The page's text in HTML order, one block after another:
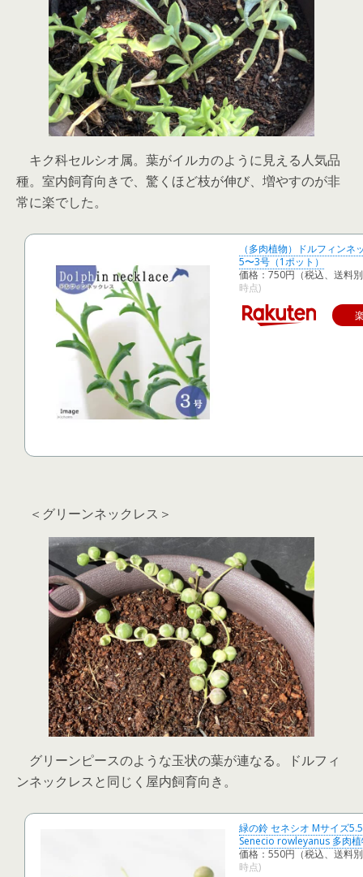
キク科セルシオ属。葉がイルカのように見える人気品
種。室内飼育向きで、驚くほど枝が伸び、増やすのが非
常に楽でした。
（多肉植物）ドルフィン
5〜3号（1ポット）
価格：750円（税込、送料
時点)
＜グリーンネックレス＞
グリーンピースのような玉状の葉が連なる。ドルフィ
ンネックレスと同じく屋内飼育向き。
緑の鈴 セネシオ Mサイズ
Senecio rowleyanus 多肉
価格：550円（税込、送料
時点)